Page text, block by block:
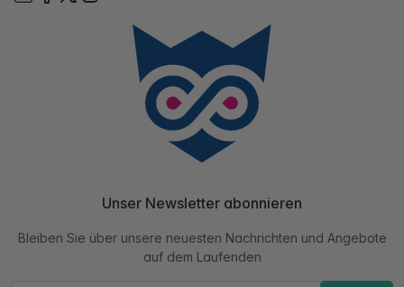
Unser Newsletter abonnieren
Bleiben Sie über unsere neuesten Nachrichten und Angebote
auf dem Laufenden